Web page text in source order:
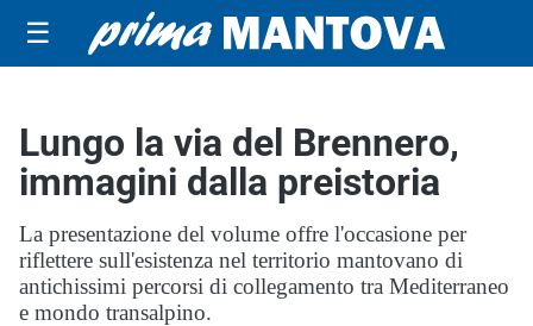
☰
Lungo la via del Brennero,
immagini dalla preistoria
La presentazione del volume offre l'occasione per
riflettere sull'esistenza nel territorio mantovano di
antichissimi percorsi di collegamento tra Mediterraneo
e mondo transalpino.